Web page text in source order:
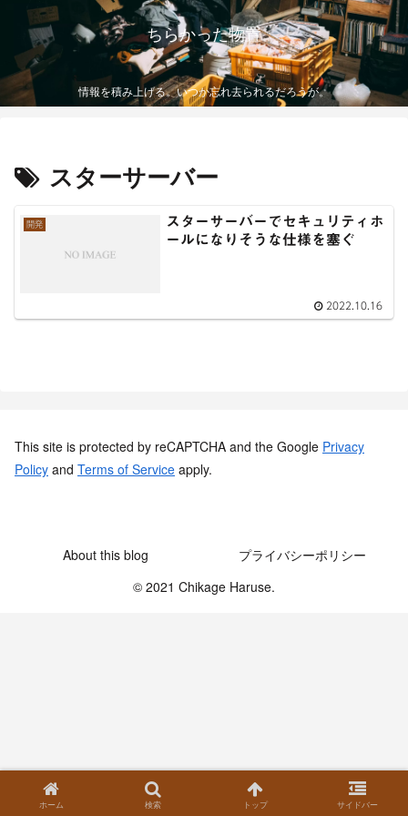
ちらかった物置
情報を積み上げる。いつか忘れ去られるだろうが。
スターサーバー
開発
スターサーバーでセキュリティホ
ールになりそうな仕様を塞ぐ
2022.10.16
This site is protected by reCAPTCHA and the Google Privacy
Policy and Terms of Service apply.
About this blog
プライバシーポリシー
© 2021 Chikage Haruse.
ホーム 検索 トップ サイドバー